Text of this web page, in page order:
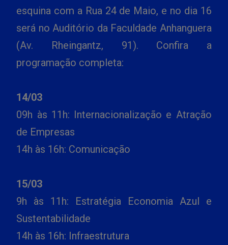
esquina com a Rua 24 de Maio, e no dia 16
será no Auditório da Faculdade Anhanguera
(Av. Rheingantz, 91). Confira a
programação completa:
14/03
09h às 11h: Internacionalização e Atração
de Empresas
14h às 16h: Comunicação
15/03
9h às 11h: Estratégia Economia Azul e
Sustentabilidade
14h às 16h: Infraestrutura